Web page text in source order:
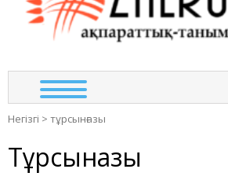
Негізгі > тұрсынғазы
Тұрсынғазы